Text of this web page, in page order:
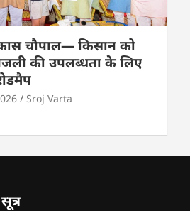
चौपाल— किसान को
की उपलब्धता के लिए
Sroj Varta